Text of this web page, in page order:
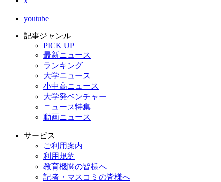
youtube
記事ジャンル
PICK UP
最新ニュース
ランキング
大学ニュース
小中高ニュース
大学発ベンチャー
ニュース特集
動画ニュース
サービス
ご利用案内
利用規約
教育機関の皆様へ
記者・マスコミの皆様へ